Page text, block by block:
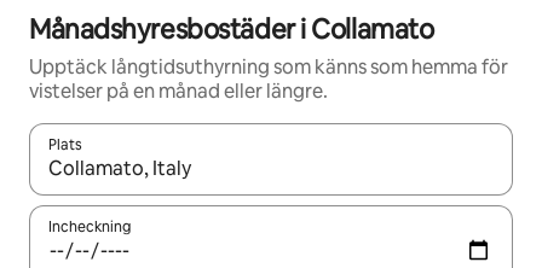
Månadshyresbostäder i Collamato
Upptäck långtidsuthyrning som känns som hemma för
vistelser på en månad eller längre.
Plats
När resultaten är tillgängliga kan du navigera med upp- och
Incheckning